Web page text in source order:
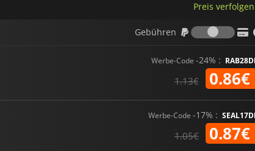
Preis verfolgen
Gebühren
Werbe-Code -24% :
1.13€ 0.86€
Werbe-Code -17% :
1.05€ 0.87€